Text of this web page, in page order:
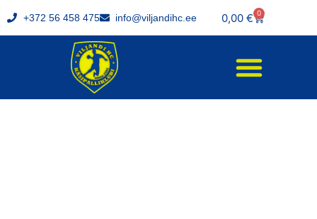
+372 56 458 475 info@viljandihc.ee 0,00 € 0